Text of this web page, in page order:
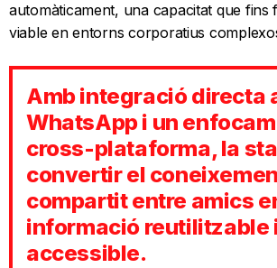
automàticament, una capacitat que fins
viable en entorns corporatius
Amb integració directa
WhatsApp i un
cross-plataforma, la
convertir el
compartit entre amics
informació reutilitzable
accessible.